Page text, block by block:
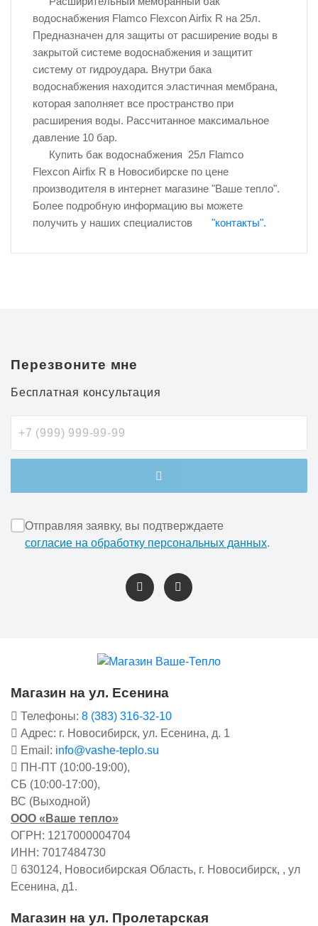
водоснабжения Flamco Flexcon Airfix R на 25л.
Предназначен для защиты от расширение воды в
закрытой системе водоснабжения и защитит
систему от гидроудара. Внутри бака
водоснабжения находится эластичная мембрана,
которая заполняет все пространство при
расширения воды. Рассчитанное максимальное
давление 10 бар.
Купить бак водоснабжения 25л Flamco
Flexcon Airfix R в Новосибирске по цене
производителя в интернет магазине "Ваше тепло".
Более подробную информацию вы можете
получить у наших специалистов
"контакты".
Перезвоните мне
Бесплатная консультация
Отправляя заявку, вы подтверждаете
согласие на обработку персональных данных.
Магазин на ул. Есенина
Телефоны: 8 (383) 316-32-10
Адрес: г. Новосибирск, ул. Есенина, д. 1
Email: info@vashe-teplo.su
ПН-ПТ (10:00-19:00),
СБ (10:00-17:00),
ВС (Выходной)
ООО «Ваше тепло»
ОГРН: 1217000004704
ИНН: 7017484730
630124, Новосибирская Область, г. Новосибирск, , ул
Есенина, д1.
Магазин на ул. Пролетарская